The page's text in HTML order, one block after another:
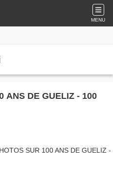
MENU
ANS DE GUELIZ - 100